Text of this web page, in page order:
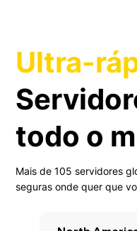
Ultra-
todo o
Mais de 105 servidores
seguras onde quer que